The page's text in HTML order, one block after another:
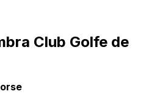
Club Golfe de